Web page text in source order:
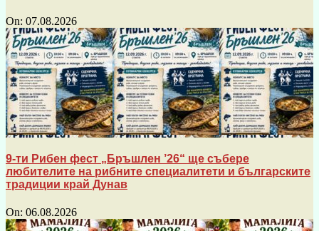
On: 07.08.2026
9-ти Рибен фест „Бръшлен ’26“ ще събере
любителите на рибните специалитети и българските
традиции край Дунав
On: 06.08.2026